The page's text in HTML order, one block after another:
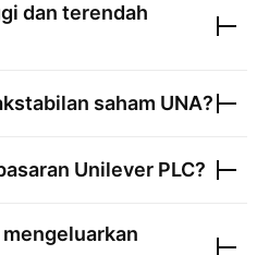
dan terendah
saham UNA?
Unilever PLC?
mengeluarkan